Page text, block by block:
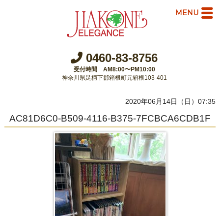
0460-83-8756
受付時間 AM8:00〜PM10:00
神奈川県足柄下郡箱根町元箱根103-401
2020年06月14日（日）07:35
AC81D6C0-B509-4116-B375-7FCBCA6CDB1F
MENU